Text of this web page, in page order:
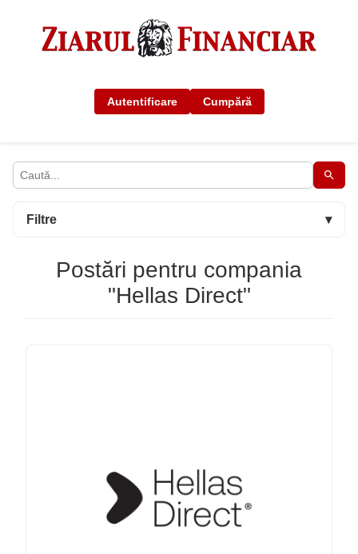
Autentificare Cumpără
Filtre ▾
Postări pentru compania
"Hellas Direct"